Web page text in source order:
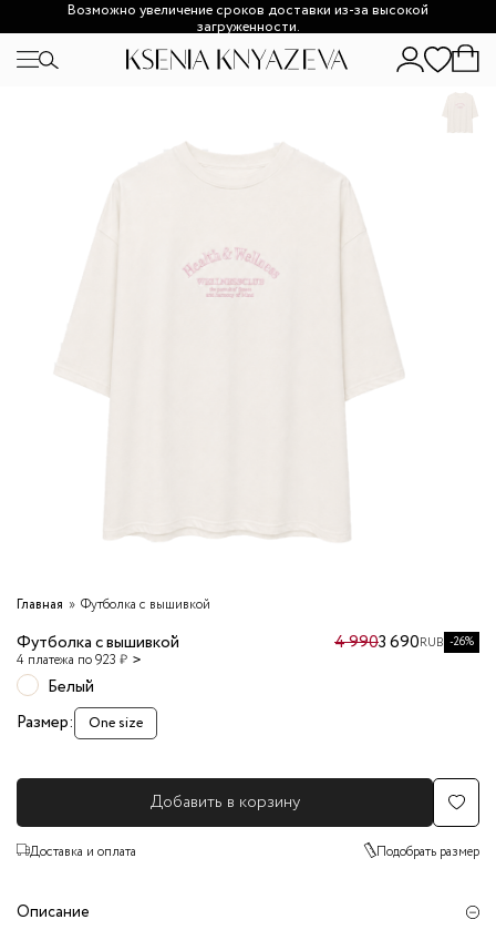
Возможно увеличение сроков доставки из-за высокой
загруженности.
Главная Футболка с вышивкой
Футболка с вышивкой
4 платежа по 923 ₽
4 9903 690RUB -26%
Белый
Размер:
One size
Добавить в корзину
Доставка и оплата Подобрать размер
Описание